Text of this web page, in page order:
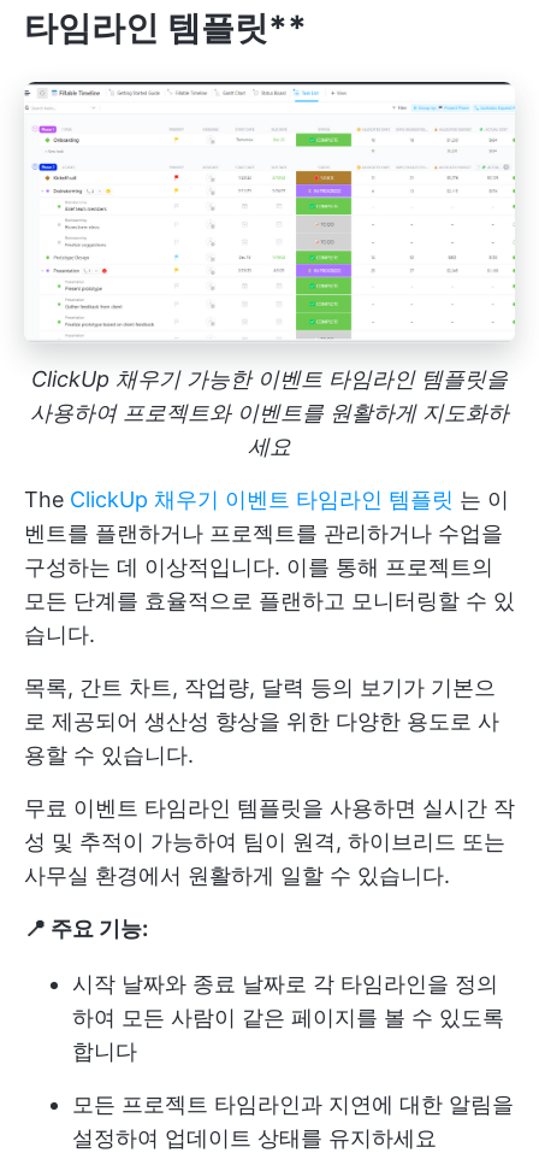
타임라인 템플릿**
ClickUp 채우기 가능한 이벤트 타임라인 템플릿을
사용하여 프로젝트와 이벤트를 원활하게 지도화하
세요
The ClickUp 채우기 이벤트 타임라인 템플릿 는 이
벤트를 플랜하거나 프로젝트를 관리하거나 수업을
구성하는 데 이상적입니다. 이를 통해 프로젝트의
모든 단계를 효율적으로 플랜하고 모니터링할 수 있
습니다.
목록, 간트 차트, 작업량, 달력 등의 보기가 기본으
로 제공되어 생산성 향상을 위한 다양한 용도로 사
용할 수 있습니다.
무료 이벤트 타임라인 템플릿을 사용하면 실시간 작
성 및 추적이 가능하여 팀이 원격, 하이브리드 또는
사무실 환경에서 원활하게 일할 수 있습니다.
📍 주요 기능:
시작 날짜와 종료 날짜로 각 타임라인을 정의
하여 모든 사람이 같은 페이지를 볼 수 있도록
합니다
모든 프로젝트 타임라인과 지연에 대한 알림을
설정하여 업데이트 상태를 유지하세요